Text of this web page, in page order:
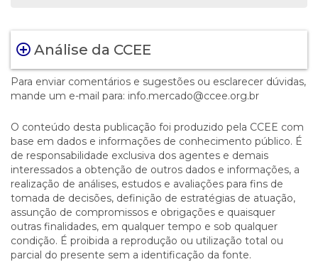
Análise da CCEE
Para enviar comentários e sugestões ou esclarecer dúvidas,
mande um e-mail para: info.mercado@ccee.org.br
O conteúdo desta publicação foi produzido pela CCEE com
base em dados e informações de conhecimento público. É
de responsabilidade exclusiva dos agentes e demais
interessados a obtenção de outros dados e informações, a
realização de análises, estudos e avaliações para fins de
tomada de decisões, definição de estratégias de atuação,
assunção de compromissos e obrigações e quaisquer
outras finalidades, em qualquer tempo e sob qualquer
condição. É proibida a reprodução ou utilização total ou
parcial do presente sem a identificação da fonte.